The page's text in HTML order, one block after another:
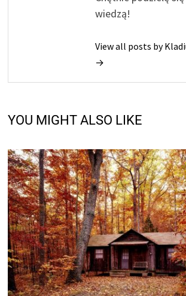
wiedzą!
View all posts by
→
YOU MIGHT ALSO LIKE